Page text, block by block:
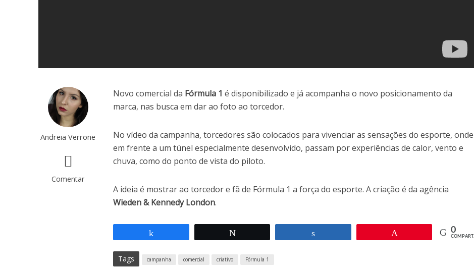
Andreia Verrone
Comentar
Novo comercial da Fórmula 1 é disponibilizado e já acompanha o novo posicionamento da
marca, nas busca em dar ao foto ao torcedor.
No vídeo da campanha, torcedores são colocados para vivenciar as sensações do esporte, onde
em frente a um túnel especialmente desenvolvido, passam por experiências de calor, vento e
chuva, como do ponto de vista do piloto.
A ideia é mostrar ao torcedor e fã de Fórmula 1 a força do esporte. A criação é da agência
Wieden & Kennedy London.
0
COMPART.
Tags campanha comercial criativo Fórmula 1